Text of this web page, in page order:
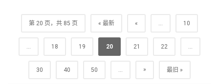
第 20 页，共 85 页 « 最新 « ... 10
... 18 19 20 21 22 ...
30 40 50 ... » 最旧 »